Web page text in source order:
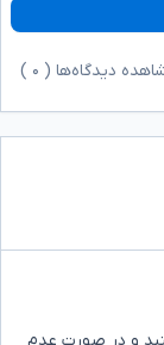
دیدگاه‌ها ( ۰